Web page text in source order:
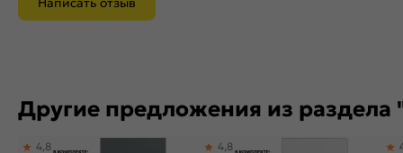
Другие предложения из раздела
4,8 4,8